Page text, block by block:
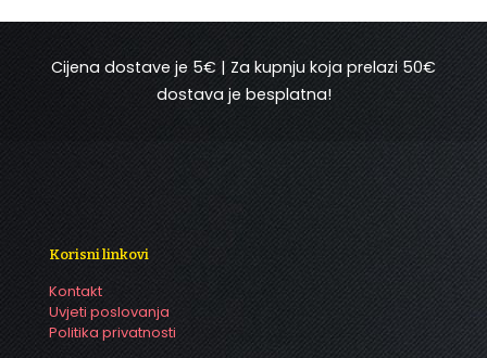
Cijena dostave je 5€ | Za kupnju koja prelazi 50€
dostava je besplatna!
Korisni linkovi
Kontakt
Uvjeti poslovanja
Politika privatnosti